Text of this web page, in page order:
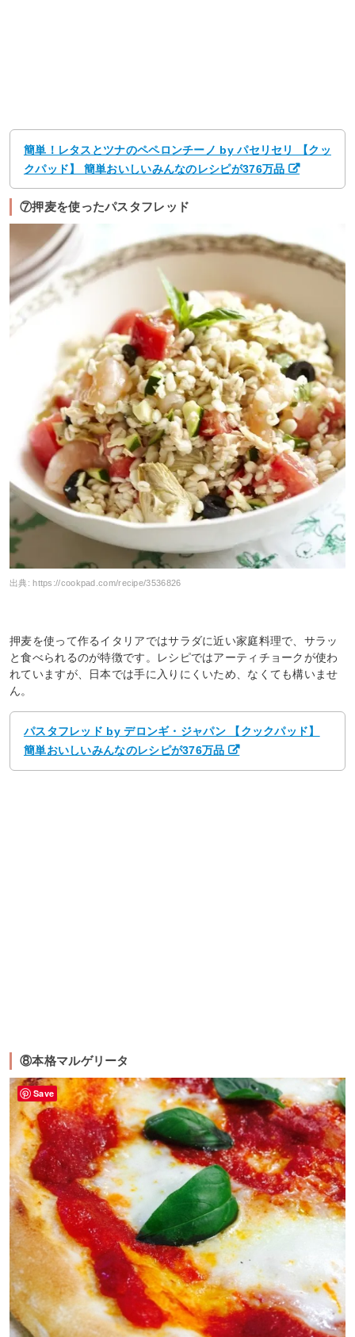
簡単！レタスとツナのペペロンチーノ by パセリセリ 【クッ
クパッド】 簡単おいしいみんなのレシピが376万品
⑦押麦を使ったパスタフレッド
出典:https://cookpad.com/recipe/3536826
押麦を使って作るイタリアではサラダに近い家庭料理で、サラッ
と食べられるのが特徴です。レシピではアーティチョークが使わ
れていますが、日本では手に入りにくいため、なくても構いませ
ん。
パスタフレッド by デロンギ・ジャパン 【クックパッド】
簡単おいしいみんなのレシピが376万品
⑧本格マルゲリータ
Save